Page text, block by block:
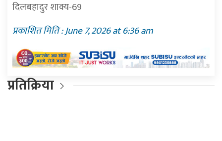
दिलबहादुर शाक्य-69
प्रकाशित मिति : June 7, 2026 at 6:36 am
प्रतिक्रिया